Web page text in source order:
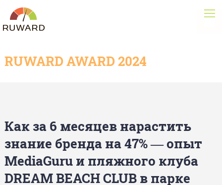
RUWARD AWARD 2024
Как за 6 месяцев нарастить
знание бренда на 47% — опыт
MediaGuru и пляжного клуба
DREAM BEACH CLUB в парке